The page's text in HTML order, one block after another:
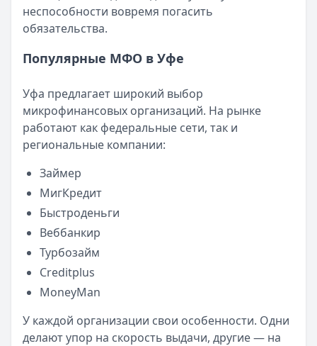
неспособности вовремя погасить
обязательства.
Популярные МФО в Уфе
Уфа предлагает широкий выбор
микрофинансовых организаций. На рынке
работают как федеральные сети, так и
региональные компании:
Займер
МигКредит
Быстроденьги
Веббанкир
Турбозайм
Creditplus
MoneyMan
У каждой организации свои особенности. Одни
делают упор на скорость выдачи, другие — на